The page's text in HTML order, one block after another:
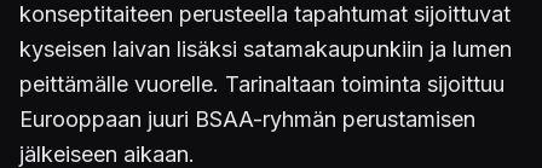
konseptitaiteen perusteella tapahtumat sijoittuvat
kyseisen laivan lisäksi satamakaupunkiin ja lumen
peittämälle vuorelle. Tarinaltaan toiminta sijoittuu
Eurooppaan juuri BSAA-ryhmän perustamisen
jälkeiseen aikaan.